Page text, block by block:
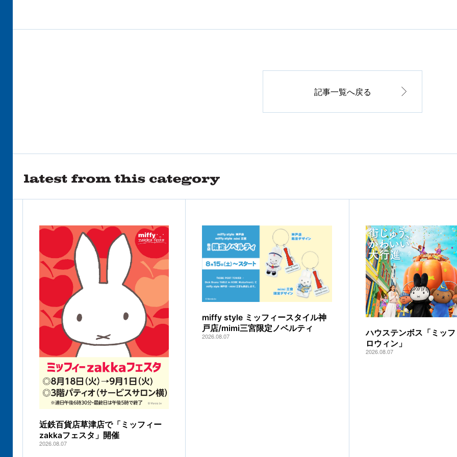
記事一覧へ戻る
近鉄百貨店草津店で「ミッフィー
zakkaフェスタ」開催
2026.08.07
miffy style ミッフィースタイル神
戸店/mimi三宮限定ノベルティ
2026.08.07
ハウステンボス「ミッ
ロウィン」
2026.08.07